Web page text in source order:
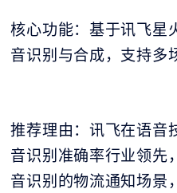
核心功能：基于讯飞星
音识别与合成，支持多
推荐理由：讯飞在语音
音识别准确率行业领先
音识别的物流通知场景